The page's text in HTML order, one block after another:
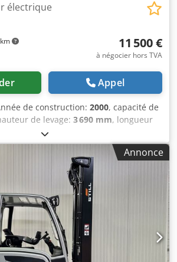
électrique
11 500 €
à négocier hors TVA
Appel
de construction: 2000, capacité de
de levage: 3 690 mm, longueur
Chariot élévateur électrique Still R 60-35
Année de fabrication : 2000
: 3 690 Csdpfx Alozluw Sj Torf
(kg) : 3 500
Annonce